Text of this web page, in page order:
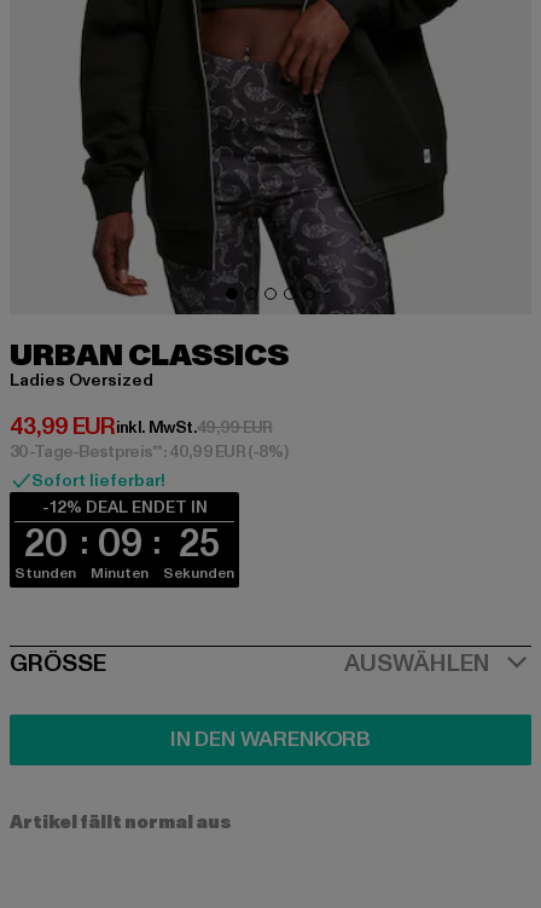
URBAN CLASSICS
Ladies Oversized
43,99 EUR
Derzeitiger Preis: 43,99 EUR
inkl. MwSt.49,99 EURAktionspreis: 49,99 EUR
30-Tage-Bestpreis**: 40,99 EUR(-8%)
Sofort lieferbar!
-12% DEAL ENDET IN
20
Stunden
09
Minuten
24
Sekunden
SIZE
GRÖSSE AUSWÄHLEN
IN DEN WARENKORB
Artikel fällt normal aus